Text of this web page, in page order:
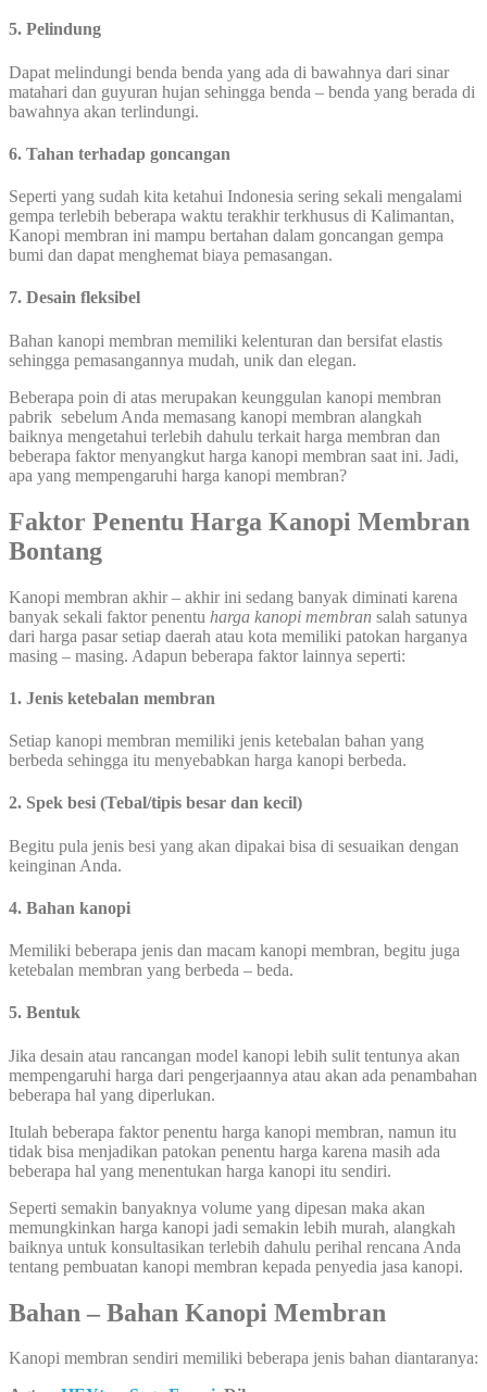
5. Pelindung
Dapat melindungi benda benda yang ada di bawahnya dari sinar
matahari dan guyuran hujan sehingga benda – benda yang berada di
bawahnya akan terlindungi.
6. Tahan terhadap goncangan
Seperti yang sudah kita ketahui Indonesia sering sekali mengalami
gempa terlebih beberapa waktu terakhir terkhusus di Kalimantan,
Kanopi membran ini mampu bertahan dalam goncangan gempa
bumi dan dapat menghemat biaya pemasangan.
7. Desain fleksibel
Bahan kanopi membran memiliki kelenturan dan bersifat elastis
sehingga pemasangannya mudah, unik dan elegan.
Beberapa poin di atas merupakan keunggulan kanopi membran
pabrik sebelum Anda memasang kanopi membran alangkah
baiknya mengetahui terlebih dahulu terkait harga membran dan
beberapa faktor menyangkut harga kanopi membran saat ini. Jadi,
apa yang mempengaruhi harga kanopi membran?
Faktor Penentu Harga Kanopi Membran
Bontang
Kanopi membran akhir – akhir ini sedang banyak diminati karena
banyak sekali faktor penentu harga kanopi membran salah satunya
dari harga pasar setiap daerah atau kota memiliki patokan harganya
masing – masing. Adapun beberapa faktor lainnya seperti:
1. Jenis ketebalan membran
Setiap kanopi membran memiliki jenis ketebalan bahan yang
berbeda sehingga itu menyebabkan harga kanopi berbeda.
2. Spek besi (Tebal/tipis besar dan kecil)
Begitu pula jenis besi yang akan dipakai bisa di sesuaikan dengan
keinginan Anda.
4. Bahan kanopi
Memiliki beberapa jenis dan macam kanopi membran, begitu juga
ketebalan membran yang berbeda – beda.
5. Bentuk
Jika desain atau rancangan model kanopi lebih sulit tentunya akan
mempengaruhi harga dari pengerjaannya atau akan ada penambahan
beberapa hal yang diperlukan.
Itulah beberapa faktor penentu harga kanopi membran, namun itu
tidak bisa menjadikan patokan penentu harga karena masih ada
beberapa hal yang menentukan harga kanopi itu sendiri.
Seperti semakin banyaknya volume yang dipesan maka akan
memungkinkan harga kanopi jadi semakin lebih murah, alangkah
baiknya untuk konsultasikan terlebih dahulu perihal rencana Anda
tentang pembuatan kanopi membran kepada penyedia jasa kanopi.
Bahan – Bahan Kanopi Membran
Kanopi membran sendiri memiliki beberapa jenis bahan diantaranya: